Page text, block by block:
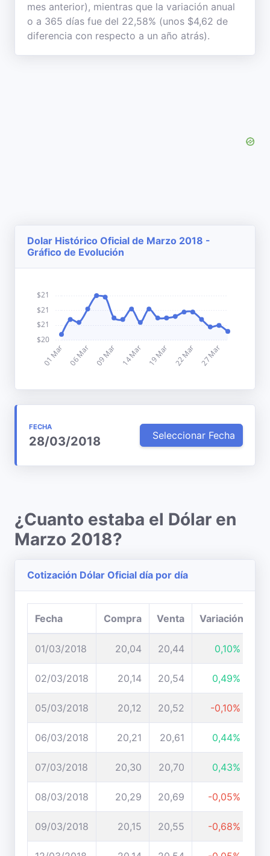
mes anterior), mientras que la variación anual
o a 365 días fue del 22,58% (unos $4,62 de
diferencia con respecto a un año atrás).
Dolar Histórico Oficial de Marzo 2018 -
Gráfico de Evolución
FECHA
28/03/2018 Seleccionar Fecha
¿Cuanto estaba el Dólar en
Marzo 2018?
Cotización Dólar Oficial día por día
Fecha Compra Venta Variación
01/03/2018 20,04 20,44 0,10%
02/03/2018 20,14 20,54 0,49%
05/03/2018 20,12 20,52 -0,10%
06/03/2018 20,21 20,61 0,44%
07/03/2018 20,30 20,70 0,43%
08/03/2018 20,29 20,69 -0,05%
09/03/2018 20,15 20,55 -0,68%